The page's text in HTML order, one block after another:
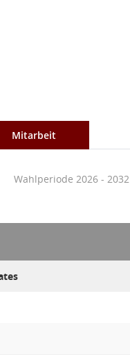
Mitarbeit
Wahlperiode 2026 - 2032